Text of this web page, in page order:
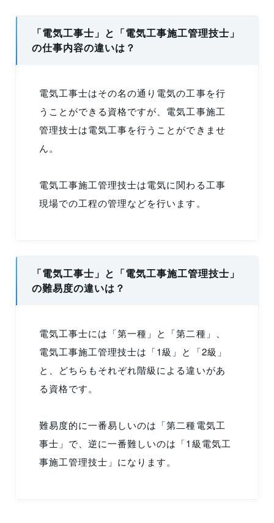
「電気工事士」と「電気工事施工管理技士」
の仕事内容の違いは？
電気工事士はその名の通り電気の工事を行
うことができる資格ですが、電気工事施工
管理技士は電気工事を行うことができませ
ん。
電気工事施工管理技士は電気に関わる工事
現場での工程の管理などを行います。
「電気工事士」と「電気工事施工管理技士」
の難易度の違いは？
電気工事士には「第一種」と「第二種」、
電気工事施工管理技士は「1級」と「2級」
と、どちらもそれぞれ階級による違いがあ
る資格です。
難易度的に一番易しいのは「第二種電気工
事士」で、逆に一番難しいのは「1級電気工
事施工管理技士」になります。